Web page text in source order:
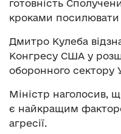
готовність
кроками
Дмитро Кулеба
Конгресу США у
оборонного сектору
Міністр наголосив,
є найкращим
агресії.